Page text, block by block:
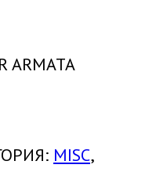
ARMATA
MISC,